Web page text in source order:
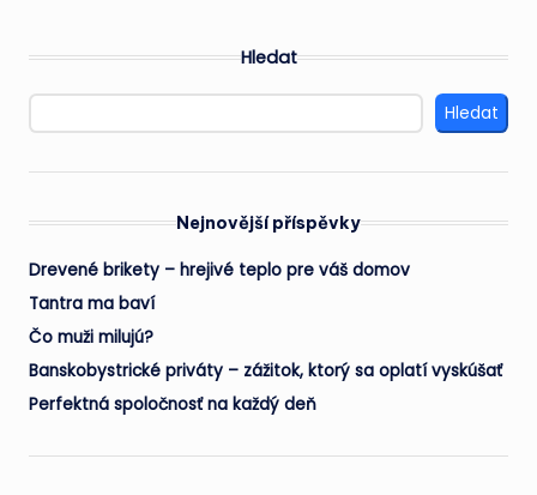
Hledat
Hledat
Nejnovější příspěvky
Drevené brikety – hrejivé teplo pre váš domov
Tantra ma baví
Čo muži milujú?
Banskobystrické priváty – zážitok, ktorý sa oplatí vyskúšať
Perfektná spoločnosť na každý deň